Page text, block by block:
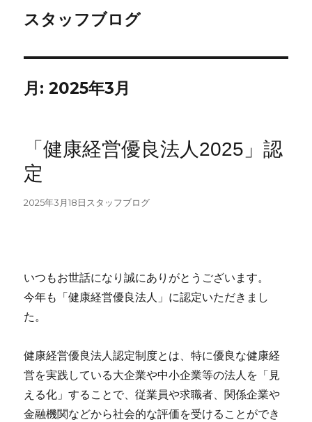
スタッフブログ
月:2025年3月
「健康経営優良法人2025」認
定
投
2025年3月18日 カ
スタッフブログ
いつもお世話になり誠にありがとうございます。
今年も「健康経営優良法人」に認定いただきまし
た。
健康経営優良法人認定制度とは、特に優良な健康経
営を実践している大企業や中小企業等の法人を「見
える化」することで、従業員や求職者、関係企業や
金融機関などから社会的な評価を受けることができ